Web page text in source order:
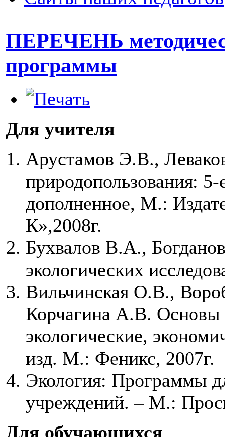
ПЕРЕЧЕНЬ
программы
Для учителя
Арустамов Э.В.,
природопользования:
дополненное, М.:
К»,2008г.
Бухвалов В.А.,
экологических
Вильчинская О.В.,
Корчагина А.В. Основы
экологические,
изд. М.: Феникс, 2007г.
Экология: Программы
учреждений. – М.:
Для обучающихся